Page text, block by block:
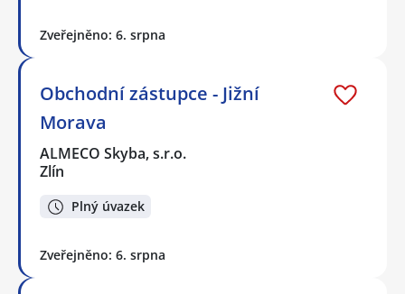
Zveřejněno: 6. srpna
Obchodní zástupce - Jižní
Morava
ALMECO Skyba, s.r.o.
Zlín
Plný úvazek
Zveřejněno: 6. srpna